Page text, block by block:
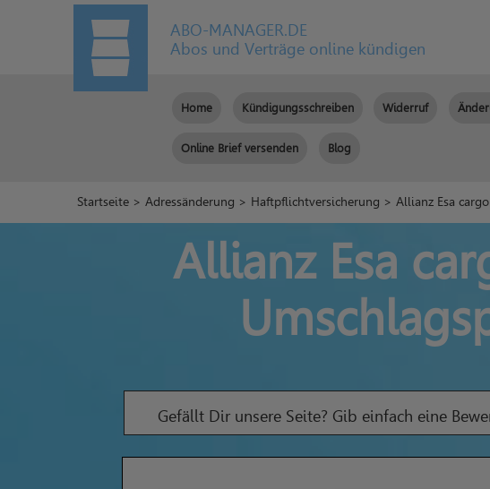
ABO-MANAGER.DE
Abos und Verträge online kündigen
Home Kündigungsschreiben Widerruf
Online Brief versenden Blog
Startseite >Adressänderung > Haftpflichtversicherung > Allianz Esa
Allianz Esa
Gefällt Dir unsere Seite? Gib einfach eine